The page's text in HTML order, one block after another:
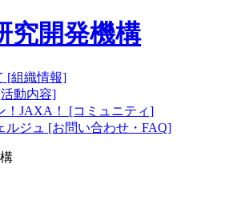
究開発機構
[組織情報]
動内容]
！JAXA！ [コミュニティ]
ルジュ [お問い合わせ・FAQ]